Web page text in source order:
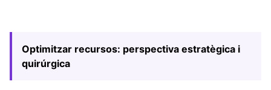
Optimitzar recursos: perspectiva estratègica i
quirúrgica